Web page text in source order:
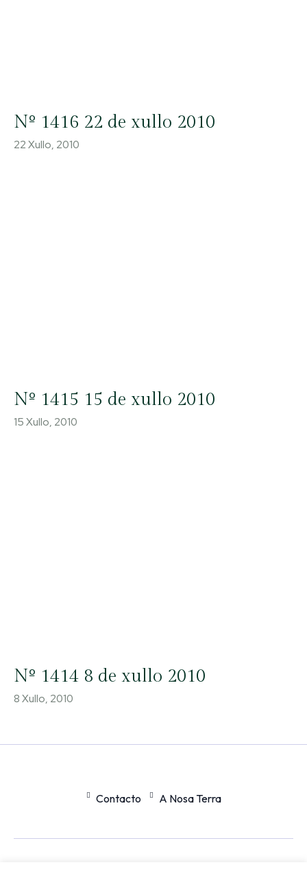
Nº 1416 22 de xullo 2010
22 Xullo, 2010
Nº 1415 15 de xullo 2010
15 Xullo, 2010
Nº 1414 8 de xullo 2010
8 Xullo, 2010
Contacto A Nosa Terra